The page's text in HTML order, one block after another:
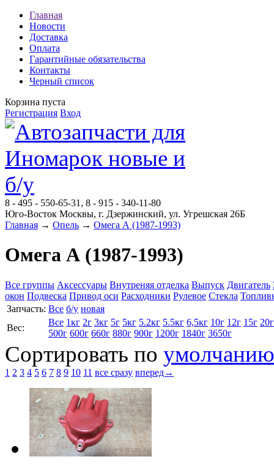
Главная
Новости
Доставка
Оплата
Гарантийные обязательства
Контакты
Черный список
Корзина пуста
Регистрация Вход
8 - 495 - 550-65-31, 8 - 915 - 340-11-80
Юго-Восток Москвы, г. Дзержинский, ул. Угрешская 26Б
Главная → Опель → Омега А (1987-1993)
Омега А (1987-1993)
Все группы Аксессуары Внутреняя отделка Выпуск Двигатель
окон Подвеска Привод оси Расходники Рулевое Стекла
Запчасть: Все б/у новая
Вес:
Все 1кг 2г 3кг 5г 5кг 5.2кг 5.5кг 6,5кг 10г 12г 15г 20г
500г 600г 660г 880г 900г 1200г 1840г 3650г
Сортировать по умолчанию
1 2 3 4 5 6 7 8 9 10 11 все сразу вперед→